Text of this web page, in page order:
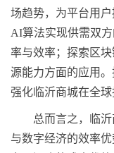
场趋势，为平台用
AI算法实现供需双
率与效率；探索区
源能力方面的应用
强化临沂商城在全球
总而言之，临
与数字经济的效率